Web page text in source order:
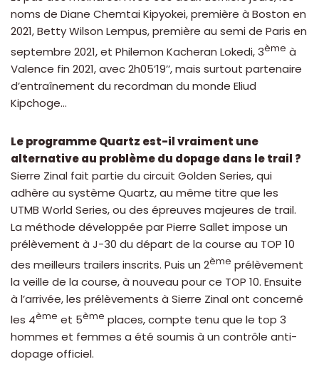
noms de Diane Chemtai Kipyokei, première à Boston en
2021, Betty Wilson Lempus, première au semi de Paris en
septembre 2021, et Philemon Kacheran Lokedi, 3ème à
Valence fin 2021, avec 2h05’19’’, mais surtout partenaire
d’entraînement du recordman du monde Eliud
Kipchoge…
Le programme Quartz est-il vraiment une
alternative au problème du dopage dans le trail ?
Sierre Zinal fait partie du circuit Golden Series, qui
adhère au système Quartz, au même titre que les
UTMB World Series, ou des épreuves majeures de trail.
La méthode développée par Pierre Sallet impose un
prélèvement à J-30 du départ de la course au TOP 10
des meilleurs trailers inscrits. Puis un 2ème prélèvement
la veille de la course, à nouveau pour ce TOP 10. Ensuite
à l’arrivée, les prélèvements à Sierre Zinal ont concerné
les 4ème et 5ème places, compte tenu que le top 3
hommes et femmes a été soumis à un contrôle anti-
dopage officiel.